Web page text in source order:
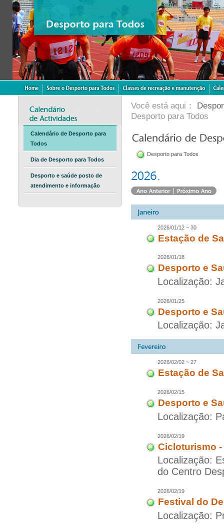
Calendário de Desporto para
Todos
Dia de Desporto para Todos
Desporto e saúde posto de
atendimento e informação
Você está aqui：
Desporto para Todos
Desporto para Todos
2026/01/12 ~ 30
Estação de
2026/01/18
Desporto e
Localização:
2026/01/25
Desporto e
Localização:
2026/02/02 ~ 27
Estação de
2026/02/15
Desporto e
Localização:
2026/02/19
Cicloturismo
Localização:
do Centro
2026/02/19
Festival do
Localização: